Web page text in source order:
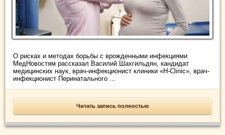
О рисках и методах борьбы с врожденными инфекциями
МедНовостям рассказал Василий Шахгильдян, кандидат
медицинских наук, врач-инфекционист клиники «H-Clinic», врач-
инфекционист Перинатального ...
Читать запись полностью